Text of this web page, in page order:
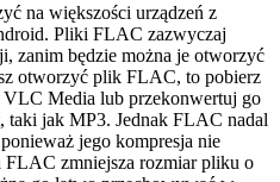
na większości urządzeń z
Pliki FLAC zazwyczaj
zanim będzie można je otworzyć
otworzyć plik FLAC, to pobierz
VLC Media lub przekonwertuj go
taki jak MP3. Jednak FLAC nadal
jego kompresja nie
FLAC zmniejsza rozmiar pliku o